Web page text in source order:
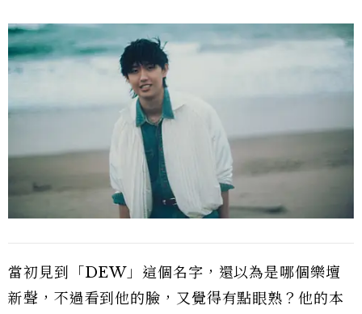
當初見到「DEW」這個名字，還以為是哪個樂壇
新聲，不過看到他的臉，又覺得有點眼熟？他的本